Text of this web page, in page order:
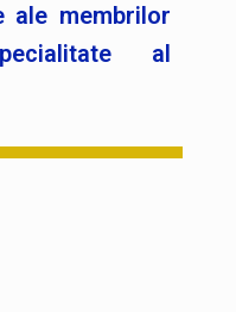
ale membrilor
al